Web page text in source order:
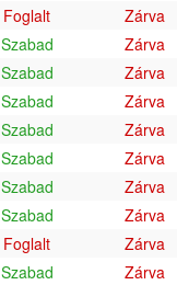
Foglalt Zárva
Szabad Zárva
Szabad Zárva
Szabad Zárva
Szabad Zárva
Szabad Zárva
Szabad Zárva
Szabad Zárva
Foglalt Zárva
Szabad Zárva